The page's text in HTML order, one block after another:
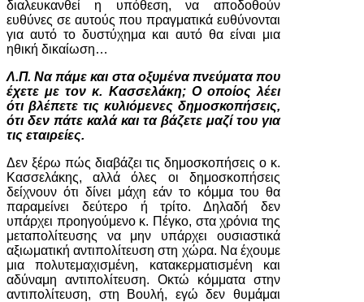
διαλευκανθεί η υπόθεση, να αποδοθούν
ευθύνες σε αυτούς που πραγματικά ευθύνονται
για αυτό το δυστύχημα και αυτό θα είναι μια
ηθική δικαίωση…
Λ.Π. Να πάμε και στα οξυμένα πνεύματα που
έχετε με τον κ. Κασσελάκη; Ο οποίος λέει
ότι βλέπετε τις κυλιόμενες δημοσκοπήσεις,
ότι δεν πάτε καλά και τα βάζετε μαζί του για
τις εταιρείες.
Δεν ξέρω πώς διαβάζει τις δημοσκοπήσεις ο κ.
Κασσελάκης, αλλά όλες οι δημοσκοπήσεις
δείχνουν ότι δίνει μάχη εάν το κόμμα του θα
παραμείνει δεύτερο ή τρίτο. Δηλαδή δεν
υπάρχει προηγούμενο κ. Πέγκο, στα χρόνια της
μεταπολίτευσης να μην υπάρχει ουσιαστικά
αξιωματική αντιπολίτευση στη χώρα. Να έχουμε
μια πολυτεμαχισμένη, κατακερματισμένη και
αδύναμη αντιπολίτευση. Οκτώ κόμματα στην
αντιπολίτευση, στη Βουλή, εγώ δεν θυμάμαι